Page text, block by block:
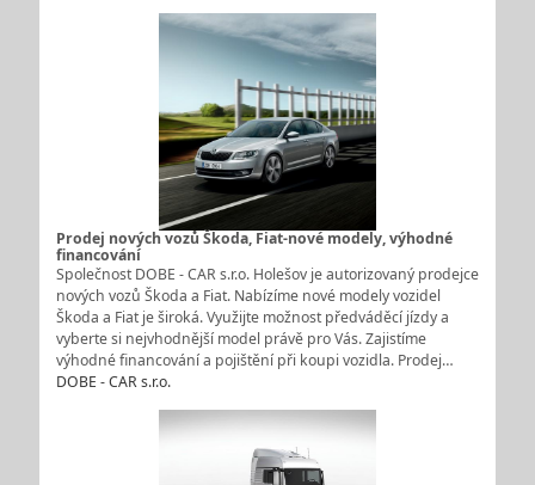
Prodej nových vozů Škoda, Fiat-nové modely, výhodné
financování
Společnost DOBE - CAR s.r.o. Holešov je autorizovaný prodejce
nových vozů Škoda a Fiat. Nabízíme nové modely vozidel
Škoda a Fiat je široká. Využijte možnost předváděcí jízdy a
vyberte si nejvhodnější model právě pro Vás. Zajistíme
výhodné financování a pojištění při koupi vozidla. Prodej…
DOBE - CAR s.r.o.